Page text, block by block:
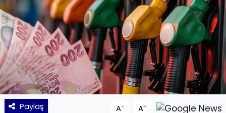
Paylaş A- A+
MAGAZİN
POLİTİKA
SAĞLIK
Siyaset